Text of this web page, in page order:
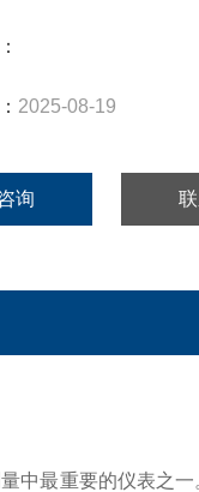
2025-08-19
询
中最重要的仪表之